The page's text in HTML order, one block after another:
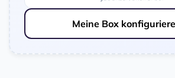
Meine Box